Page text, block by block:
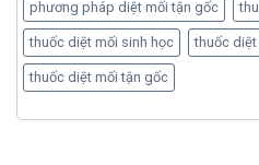
phương pháp diệt mối tận gốc
thuốc diệt mối sinh học thuốc diệt
thuốc diệt mối tận gốc